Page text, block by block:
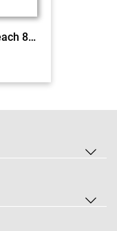
mathe.delta BY click & teach 8 EL